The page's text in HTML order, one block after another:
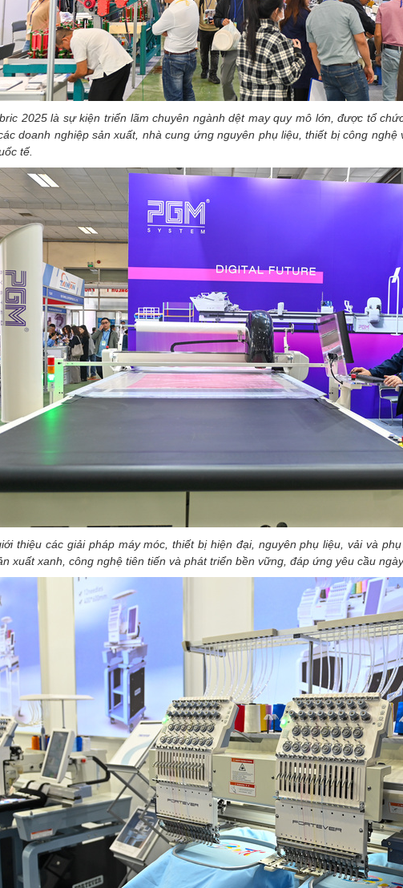
2025 là sự kiện triển lãm chuyên ngành dệt may quy mô lớn, được tổ
doanh nghiệp sản xuất, nhà cung ứng nguyên phụ liệu, thiết bị công
tế.
thiệu các giải pháp máy móc, thiết bị hiện đại, nguyên phụ liệu, vải và
xuất xanh, công nghệ tiên tiến và phát triển bền vững, đáp ứng yêu cầu